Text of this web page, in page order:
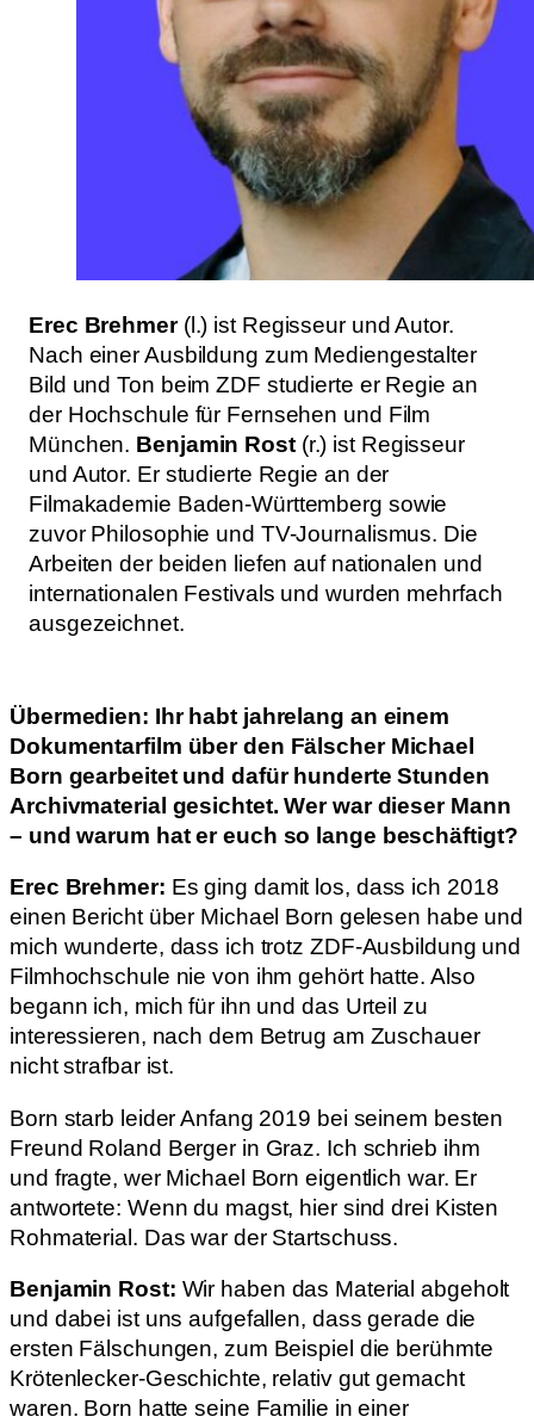
Erec Brehmer(l.) ist Regisseur und Autor.
Nach einer Ausbildung zum Mediengestalter
Bild und Ton beim ZDF studierte er Regie an
der Hochschule für Fernsehen und Film
München. Benjamin Rost(r.) ist Regisseur
und Autor. Er studierte Regie an der
Filmakademie Baden-Württemberg sowie
zuvor Philosophie und TV-Journalismus. Die
Arbeiten der beiden liefen auf nationalen und
internationalen Festivals und wurden mehrfach
ausgezeichnet.
Übermedien: Ihr habt jahrelang an einem
Dokumentarfilm über den Fälscher Michael
Born gearbeitet und dafür hunderte Stunden
Archivmaterial gesichtet. Wer war dieser Mann
– und warum hat er euch so lange beschäftigt?
Erec Brehmer: Es ging damit los, dass ich 2018
einen Bericht über Michael Born gelesen habe und
mich wunderte, dass ich trotz ZDF-Ausbildung und
Filmhochschule nie von ihm gehört hatte. Also
begann ich, mich für ihn und das Urteil zu
interessieren, nach dem Betrug am Zuschauer
nicht strafbar ist.
Born starb leider Anfang 2019 bei seinem besten
Freund Roland Berger in Graz. Ich schrieb ihm
und fragte, wer Michael Born eigentlich war. Er
antwortete: Wenn du magst, hier sind drei Kisten
Rohmaterial. Das war der Startschuss.
Benjamin Rost: Wir haben das Material abgeholt
und dabei ist uns aufgefallen, dass gerade die
ersten Fälschungen, zum Beispiel die berühmte
Krötenlecker-Geschichte, relativ gut gemacht
waren. Born hatte seine Familie in einer